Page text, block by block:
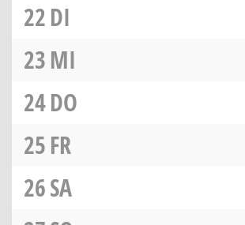
22DI
23MI
24DO
25FR
26SA